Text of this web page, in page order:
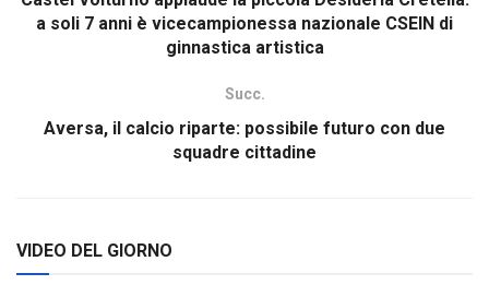
a soli 7 anni è vicecampionessa nazionale CSEIN di
ginnastica artistica
Succ.
Aversa, il calcio riparte: possibile futuro con due
squadre cittadine
VIDEO DEL GIORNO